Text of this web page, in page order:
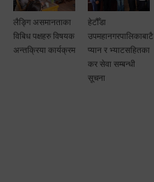
लैङ्गि असमानताका
विबिध पक्षहरु विषयक
अन्तक्रिया कार्यक्रम
हेटौँडा
उपमहानगरपालिकाबाटै
प्यान र भ्याटसहितका
कर सेवा सम्बन्धी
सूचना